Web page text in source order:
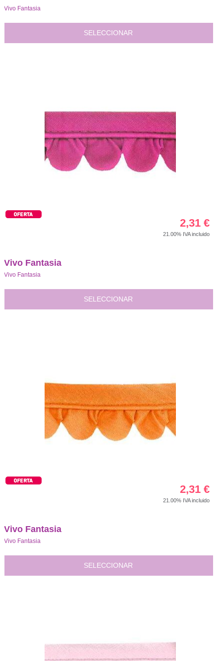
Vivo Fantasia
SELECCIONAR
2,31 €
21.00% IVA incluido
Vivo Fantasia
Vivo Fantasia
SELECCIONAR
2,31 €
21.00% IVA incluido
Vivo Fantasia
Vivo Fantasia
SELECCIONAR